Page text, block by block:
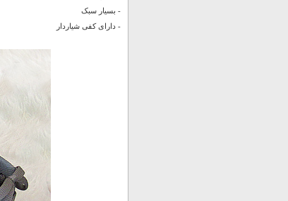
- بسیار سبک
- دارای کفی شیاردار